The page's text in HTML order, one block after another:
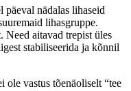
nädalas lihaseid
lihasgruppe.
Need aitavad trepist üles
stabiliseerida ja kõnnil
ole vastus tõenäoliselt “tee